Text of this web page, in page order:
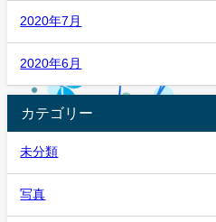
2020年7月
2020年6月
カテゴリー
未分類
写真